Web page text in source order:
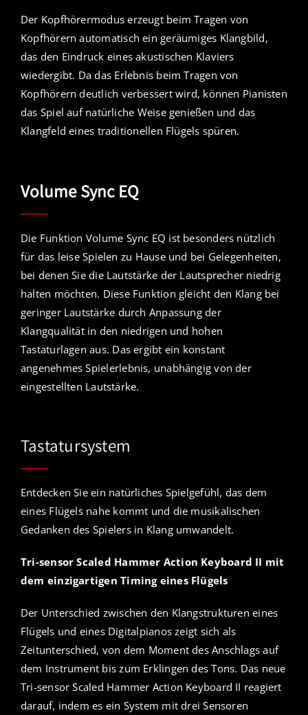
Der Kopfhörermodus erzeugt beim Tragen von
Kopfhörern automatisch ein geräumiges Klangbild,
das den Eindruck eines akustischen Klaviers
wiedergibt. Da das Erlebnis beim Tragen von
Kopfhörern deutlich verbessert wird, können Pianisten
das Spiel auf natürliche Weise genießen und das
Klangfeld eines traditionellen Flügels spüren.
Volume Sync EQ
Die Funktion Volume Sync EQ ist besonders nützlich
für das leise Spielen zu Hause und bei Gelegenheiten,
bei denen Sie die Lautstärke der Lautsprecher niedrig
halten möchten. Diese Funktion gleicht den Klang bei
geringer Lautstärke durch Anpassung der
Klangqualität in den niedrigen und hohen
Tastaturlagen aus. Das ergibt ein konstant
angenehmes Spielerlebnis, unabhängig von der
eingestellten Lautstärke.
Tastatursystem
Entdecken Sie ein natürliches Spielgefühl, das dem
eines Flügels nahe kommt und die musikalischen
Gedanken des Spielers in Klang umwandelt.
Tri-sensor Scaled Hammer Action Keyboard II mit
dem einzigartigen Timing eines Flügels
Der Unterschied zwischen den Klangstrukturen eines
Flügels und eines Digitalpianos zeigt sich als
Zeitunterschied, von dem Moment des Anschlags auf
dem Instrument bis zum Erklingen des Tons. Das neue
Tri-sensor Scaled Hammer Action Keyboard II reagiert
darauf, indem es ein System mit drei Sensoren